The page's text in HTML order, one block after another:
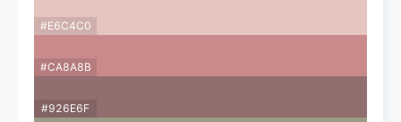
#E6C4C0
#CA8A8B
#926E6F